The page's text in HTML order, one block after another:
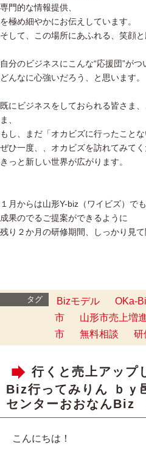
専門的な情報提供、
を極め細やかにお伝えしています。
そして、この場所にあふれる、笑顔
自分のビジネスにこんな“応援団”がつ
どんなに心強いだろう、と思います。
既にビジネスをしておられる皆さま
ま、
もし、まだ「オカビズに行ったことな
ぜひ一度、、オカビズを訪れてみてく
きっと新しい世界が広がります。
１月からは山形Y-biz（ワイビズ）で
成果のでるご提案ができるように
残り２か月の研修期間、しっかり見
タグ Bizモデル OKa-
市
山形市売上増
市
無料相談 研
行くと売上アップ
Biz行ってみりん ｂｙ
センターおおなんBiz
こんにちは！